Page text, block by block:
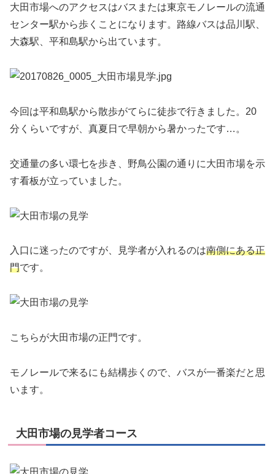
大田市場へのアクセスはバスまたは東京モノレールの流通
センター駅から歩くことになります。路線バスは品川駅、
大森駅、平和島駅から出ています。
今回は平和島駅から散歩がてらに徒歩で行きました。20
分くらいですが、真夏日で早朝から暑かったです…。
交通量の多い環七を歩き、野鳥公園の通りに大田市場を示
す看板が立っていました。
入口に迷ったのですが、見学者が入れるのは南側にある正
門です。
こちらが大田市場の正門です。
モノレールで来るにも結構歩くので、バスが一番楽だと思
います。
大田市場の見学者コース